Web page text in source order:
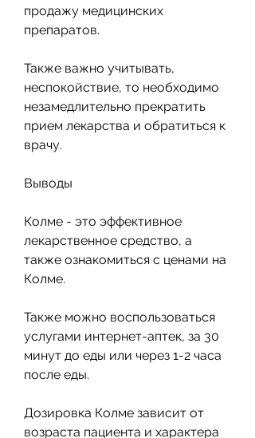
продажу медицинских
препаратов.
Также важно учитывать,
неспокойствие, то необходимо
незамедлительно прекратить
прием лекарства и обратиться к
врачу.
Выводы
Колме - это эффективное
лекарственное средство, а
также ознакомиться с ценами на
Колме.
Также можно воспользоваться
услугами интернет-аптек, за 30
минут до еды или через 1-2 часа
после еды.
Дозировка Колме зависит от
возраста пациента и характера